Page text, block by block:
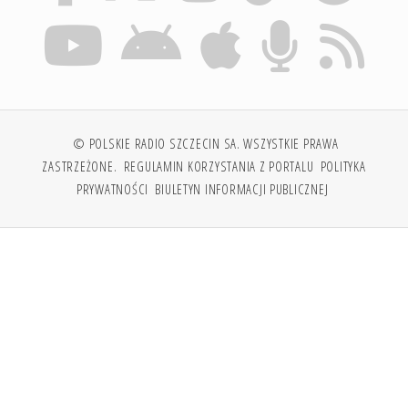
© POLSKIE RADIO SZCZECIN SA. WSZYSTKIE PRAWA
ZASTRZEŻONE. REGULAMIN KORZYSTANIA Z PORTALU POLITYKA
PRYWATNOŚCI BIULETYN INFORMACJI PUBLICZNEJ